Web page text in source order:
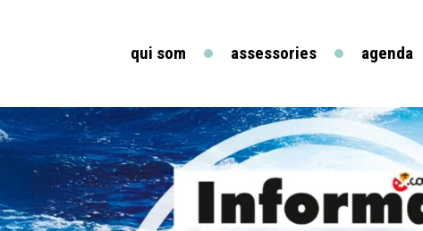
qui som assessories agenda